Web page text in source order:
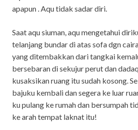
apapun . Aqu tidak sadar diri.
Saat aqu siuman, aqu mengetahui
telanjang bundar di atas sofa dgn
yang ditembakkan dari tangkai
bersebaran di sekujur perut dan
kusaksikan ruang itu sudah kosong.
bajuku kembali dan segera ke luar
ku pulang ke rumah dan bersumpah
ke arah tempat laknat itu!